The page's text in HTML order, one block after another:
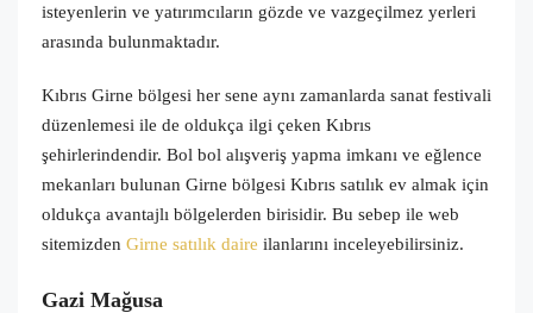
isteyenlerin ve yatırımcıların gözde ve vazgeçilmez yerleri
arasında bulunmaktadır.
Kıbrıs Girne bölgesi her sene aynı zamanlarda sanat festivali
düzenlemesi ile de oldukça ilgi çeken Kıbrıs
şehirlerindendir. Bol bol alışveriş yapma imkanı ve eğlence
mekanları bulunan Girne bölgesi Kıbrıs satılık ev almak için
oldukça avantajlı bölgelerden birisidir. Bu sebep ile web
sitemizden Girne satılık daire ilanlarını inceleyebilirsiniz.
Gazi Mağusa